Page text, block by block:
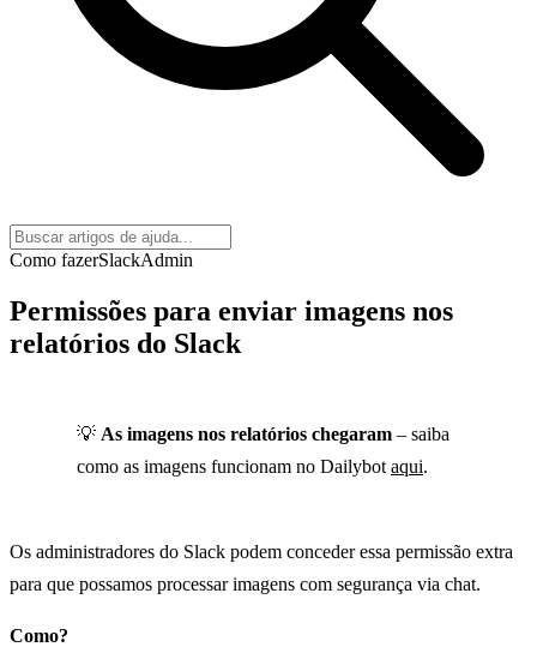
Como fazerSlackAdmin
Permissões para enviar imagens nos
relatórios do Slack
💡 As imagens nos relatórios chegaram – saiba
como as imagens funcionam no Dailybot aqui.
Os administradores do Slack podem conceder essa permissão extra
para que possamos processar imagens com segurança via chat.
Como?